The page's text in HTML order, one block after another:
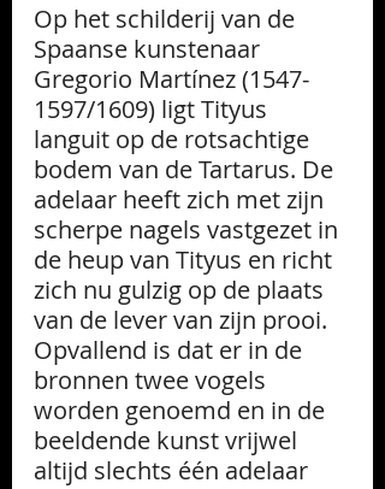
Op het schilderij van de
Spaanse kunstenaar
Gregorio Martínez (1547-
1597/1609) ligt Tityus
languit op de rotsachtige
bodem van de Tartarus. De
adelaar heeft zich met zijn
scherpe nagels vastgezet in
de heup van Tityus en richt
zich nu gulzig op de plaats
van de lever van zijn prooi.
Opvallend is dat er in de
bronnen twee vogels
worden genoemd en in de
beeldende kunst vrijwel
altijd slechts één adelaar